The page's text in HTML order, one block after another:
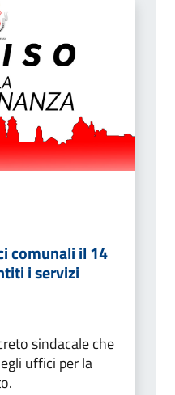
comunali il 14
i servizi
sindacale che
uffici per la